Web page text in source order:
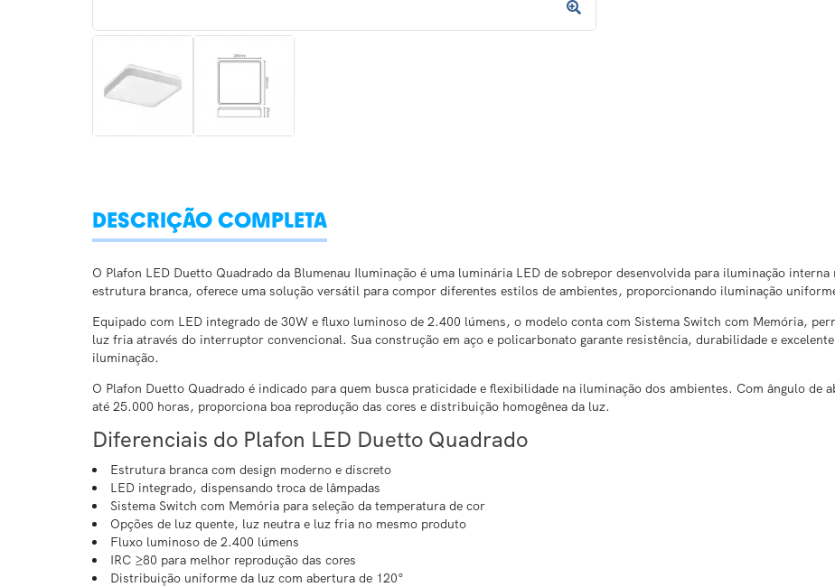
DESCRIÇÃO COMPLETA
O Plafon LED Duetto Quadrado da Blumenau Iluminação é uma luminária LED de sobrepor desenvolvida para iluminação
estrutura branca, oferece uma solução versátil para compor diferentes estilos de ambientes, proporcionando iluminação
Equipado com LED integrado de 30W e fluxo luminoso de 2.400 lúmens, o modelo conta com Sistema Switch com Memória,
luz fria através do interruptor convencional. Sua construção em aço e policarbonato garante resistência, durabilidade e
iluminação.
O Plafon Duetto Quadrado é indicado para quem busca praticidade e flexibilidade na iluminação dos ambientes. Com ângulo de
até 25.000 horas, proporciona boa reprodução das cores e distribuição homogênea da luz.
Diferenciais do Plafon LED Duetto Quadrado
Estrutura branca com design moderno e discreto
LED integrado, dispensando troca de lâmpadas
Sistema Switch com Memória para seleção da temperatura de cor
Opções de luz quente, luz neutra e luz fria no mesmo produto
Fluxo luminoso de 2.400 lúmens
IRC ≥80 para melhor reprodução das cores
Distribuição uniforme da luz com abertura de 120°